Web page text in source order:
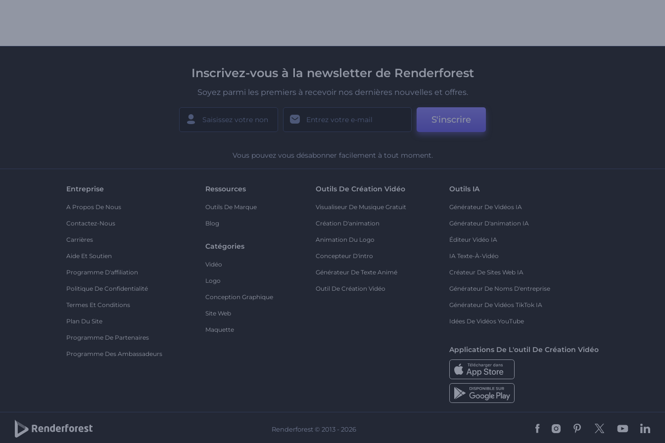
Inscrivez-vous à la newsletter de Renderforest
Soyez parmi les premiers à recevoir nos dernières nouvelles et offres.
S'inscrire
Vous pouvez vous désabonner facilement à tout moment.
Entreprise
A Propos De Nous
Contactez-Nous
Carrières
Aide Et Soutien
Programme D'affiliation
Politique De Confidentialité
Termes Et Conditions
Plan Du Site
Programme De Partenaires
Programme Des Ambassadeurs
Ressources
Outils De Marque
Blog
Catégories
Vidéo
Logo
Conception Graphique
Site Web
Maquette
Outils De Création Vidéo
Visualiseur De Musique Gratuit
Création D'animation
Animation Du Logo
Concepteur D'intro
Générateur De Texte Animé
Outil De Création Vidéo
Outils IA
Générateur De Vidéos IA
Générateur D'animation IA
Éditeur Vidéo IA
IA Texte-À-Vidéo
Créateur De Sites Web IA
Générateur De Noms D'entreprise
Générateur De Vidéos TikTok IA
Idées De Vidéos YouTube
Applications De L'outil De Création Vidéo
Renderforest © 2013 - 2026